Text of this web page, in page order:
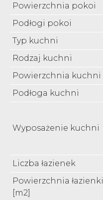
Powierzchnia pokoi
Podłogi pokoi
Typ kuchni
Rodzaj kuchni
Powierzchnia kuchni
Podłoga kuchni
Wyposażenie kuchni
Liczba łazienek
Powierzchnia łazienki
[m2]